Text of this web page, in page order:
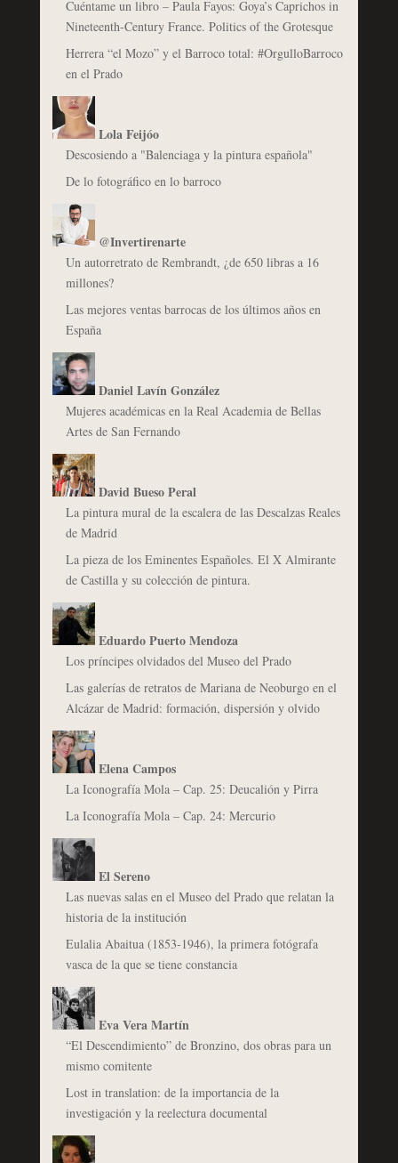
Cuéntame un libro – Paula Fayos: Goya’s Caprichos in
Nineteenth-Century France. Politics of the Grotesque
Herrera “el Mozo” y el Barroco total: #OrgulloBarroco
en el Prado
Lola Feijóo
Descosiendo a "Balenciaga y la pintura española"
De lo fotográfico en lo barroco
@Invertirenarte
Un autorretrato de Rembrandt, ¿de 650 libras a 16
millones?
Las mejores ventas barrocas de los últimos años en
España
Daniel Lavín González
Mujeres académicas en la Real Academia de Bellas
Artes de San Fernando
David Bueso Peral
La pintura mural de la escalera de las Descalzas Reales
de Madrid
La pieza de los Eminentes Españoles. El X Almirante
de Castilla y su colección de pintura.
Eduardo Puerto Mendoza
Los príncipes olvidados del Museo del Prado
Las galerías de retratos de Mariana de Neoburgo en el
Alcázar de Madrid: formación, dispersión y olvido
Elena Campos
La Iconografía Mola – Cap. 25: Deucalión y Pirra
La Iconografía Mola – Cap. 24: Mercurio
El Sereno
Las nuevas salas en el Museo del Prado que relatan la
historia de la institución
Eulalia Abaitua (1853-1946), la primera fotógrafa
vasca de la que se tiene constancia
Eva Vera Martín
“El Descendimiento” de Bronzino, dos obras para un
mismo comitente
Lost in translation: de la importancia de la
investigación y la reelectura documental